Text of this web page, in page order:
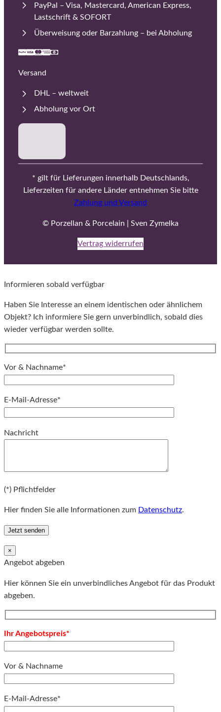
PayPal – Visa, Mastercard, American Express,
Lastschrift & SOFORT
Überweisung oder Barzahlung – bei Abholung
Versand
DHL – weltweit
Abholung vor Ort
* gilt für Lieferungen innerhalb Deutschlands,
Lieferzeiten für andere Länder entnehmen Sie bitte
Zahlung und Versand
© Porzellan & Porcelain | Sven Zymelka
Vertrag widerrufen
Informieren sobald verfügbar
Haben Sie Interesse an einem identischen oder ähnlichem
Objekt? Ich informiere Sie gern unverbindlich, sobald dies
wieder verfügbar werden sollte.
Vor & Nachname*
E-Mail-Adresse*
Nachricht
(*) Pflichtfelder
Hier finden Sie alle Informationen zum Datenschutz.
×
Angebot abgeben
Hier können Sie ein unverbindliches Angebot für das Produkt
abgeben.
Ihr Angebotspreis*
Vor & Nachname
E-Mail-Adresse*